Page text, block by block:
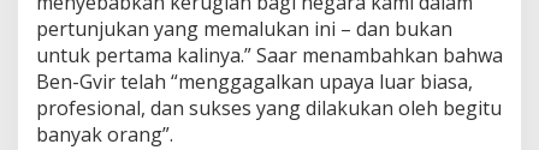
pertunjukan yang memalukan ini – dan bukan
untuk pertama kalinya.” Saar menambahkan bahwa
Ben-Gvir telah “menggagalkan upaya luar biasa,
profesional, dan sukses yang dilakukan oleh begitu
banyak orang”.